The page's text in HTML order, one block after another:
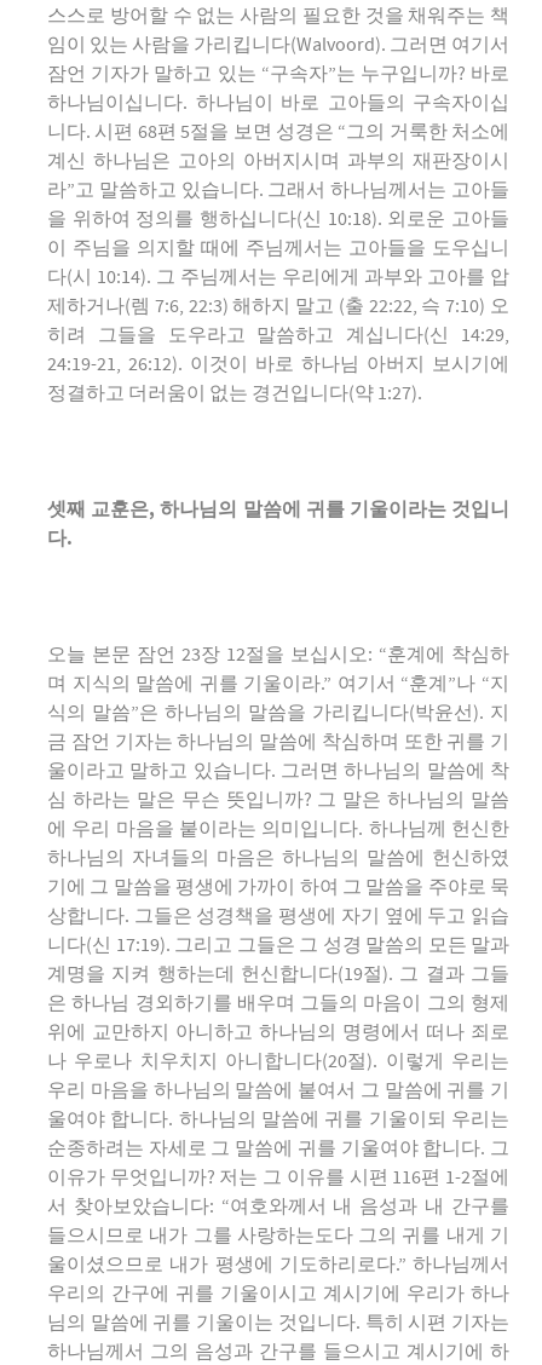
스스로 방어할 수 없는 사람의 필요한 것을 채워주는 책
임이 있는 사람을 가리킵니다(Walvoord). 그러면 여기서
잠언 기자가 말하고 있는 “구속자”는 누구입니까? 바로
하나님이십니다. 하나님이 바로 고아들의 구속자이십
니다. 시편 68편 5절을 보면 성경은 “그의 거룩한 처소에
계신 하나님은 고아의 아버지시며 과부의 재판장이시
라”고 말씀하고 있습니다. 그래서 하나님께서는 고아들
을 위하여 정의를 행하십니다(신 10:18). 외로운 고아들
이 주님을 의지할 때에 주님께서는 고아들을 도우십니
다(시 10:14). 그 주님께서는 우리에게 과부와 고아를 압
제하거나(렘 7:6, 22:3) 해하지 말고 (출 22:22, 슥 7:10) 오
히려 그들을 도우라고 말씀하고 계십니다(신 14:29,
24:19-21, 26:12). 이것이 바로 하나님 아버지 보시기에
정결하고 더러움이 없는 경건입니다(약 1:27).
셋째 교훈은,하나님의 말씀에 귀를 기울이라는 것입니
다.
오늘 본문 잠언 23장 12절을 보십시오: “훈계에 착심하
며 지식의 말씀에 귀를 기울이라.” 여기서 “훈계”나 “지
식의 말씀”은 하나님의 말씀을 가리킵니다(박윤선). 지
금 잠언 기자는 하나님의 말씀에 착심하며 또한 귀를 기
울이라고 말하고 있습니다. 그러면 하나님의 말씀에 착
심 하라는 말은 무슨 뜻입니까? 그 말은 하나님의 말씀
에 우리 마음을 붙이라는 의미입니다. 하나님께 헌신한
하나님의 자녀들의 마음은 하나님의 말씀에 헌신하였
기에 그 말씀을 평생에 가까이 하여 그 말씀을 주야로 묵
상합니다. 그들은 성경책을 평생에 자기 옆에 두고 읽습
니다(신 17:19). 그리고 그들은 그 성경 말씀의 모든 말과
계명을 지켜 행하는데 헌신합니다(19절). 그 결과 그들
은 하나님 경외하기를 배우며 그들의 마음이 그의 형제
위에 교만하지 아니하고 하나님의 명령에서 떠나 죄로
나 우로나 치우치지 아니합니다(20절). 이렇게 우리는
우리 마음을 하나님의 말씀에 붙여서 그 말씀에 귀를 기
울여야 합니다. 하나님의 말씀에 귀를 기울이되 우리는
순종하려는 자세로 그 말씀에 귀를 기울여야 합니다. 그
이유가 무엇입니까? 저는 그 이유를 시편 116편 1-2절에
서 찾아보았습니다: “여호와께서 내 음성과 내 간구를
들으시므로 내가 그를 사랑하는도다 그의 귀를 내게 기
울이셨으므로 내가 평생에 기도하리로다.” 하나님께서
우리의 간구에 귀를 기울이시고 계시기에 우리가 하나
님의 말씀에 귀를 기울이는 것입니다. 특히 시편 기자는
하나님께서 그의 음성과 간구를 들으시고 계시기에 하